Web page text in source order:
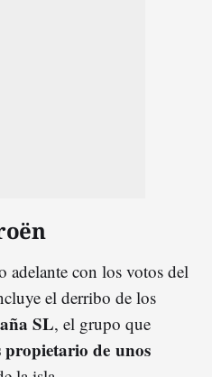
adelante con los votos del
el derribo de los
SL, el grupo que
propietario de unos